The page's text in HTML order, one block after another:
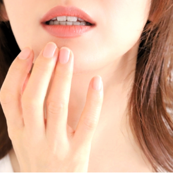
ラは「ぐりんぴーすさんが言っている
の子たちだと思うんですけど……たぶ
に挨拶していないと思います」と苦笑
の？」と尋ねると、カミムラは「こん
ですけど、（ぐりんぴーすさんが）ど
いないんだと思います」と正直に語り
でもさ、この世界に入ったら俺だって
からない人にも一応挨拶するじゃな
ないからさ」と持論を語ります。その